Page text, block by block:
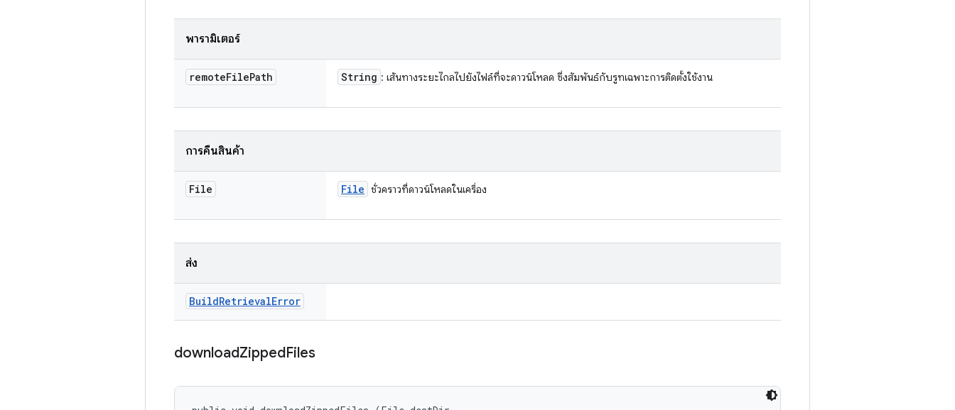
พารามิเตอร์
remoteFilePath String : เส้นทางระยะไกลไปยังไฟล์ที่จะดาวน์โหลด ซึ่งสัมพันธ์กับรูทเฉพาะการติดตั้งใช้งาน
การคืนสินค้า
File File ชั่วคราวที่ดาวน์โหลดในเครื่อง
ส่ง
BuildRetrievalError
downloadZippedFiles